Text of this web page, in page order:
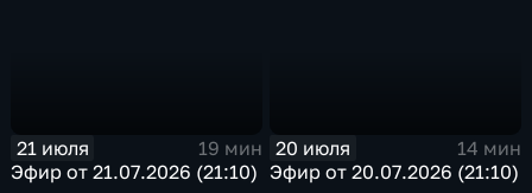
21 июля
19 мин
Эфир от 21.07.2026 (21:10)
20 июля
14 мин
Эфир от 20.07.2026 (21:10)